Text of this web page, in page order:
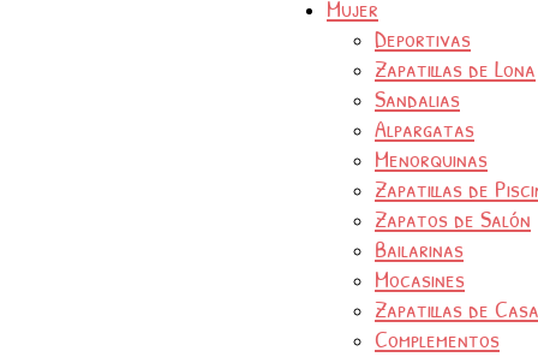
Mujer
Deportivas
Zapatillas de Lona
Sandalias
Alpargatas
Menorquinas
Zapatillas de
Zapatos de Salón
Bailarinas
Mocasines
Zapatillas de Casa
Complementos